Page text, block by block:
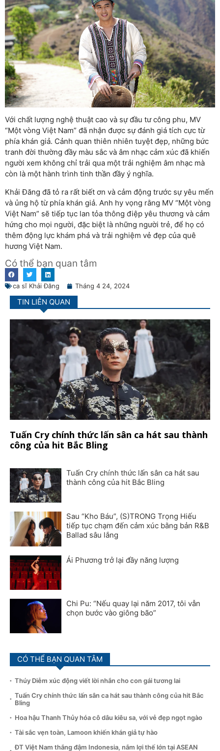
Với chất lượng nghệ thuật cao và sự đầu tư công phu, MV
“Một vòng Việt Nam” đã nhận được sự đánh giá tích cực từ
phía khán giả. Cảnh quan thiên nhiên tuyệt đẹp, những bức
tranh đời thường đầy màu sắc và âm nhạc cảm xúc đã khiến
người xem không chỉ trải qua một trải nghiệm âm nhạc mà
còn là một hành trình tinh thần đầy ý nghĩa.
Khải Đăng đã tỏ ra rất biết ơn và cảm động trước sự yêu mến
và ủng hộ từ phía khán giả. Anh hy vọng rằng MV “Một vòng
Việt Nam” sẽ tiếp tục lan tỏa thông điệp yêu thương và cảm
hứng cho mọi người, đặc biệt là những người trẻ, để họ có
thêm động lực khám phá và trải nghiệm vẻ đẹp của quê
hương Việt Nam.
Có thể bạn quan tâm
ca sĩ Khải Đăng Tháng 4 24, 2024
TIN LIÊN QUAN
Tuấn Cry chính thức lấn sân ca hát sau thành
công của hit Bắc Bling
Tuấn Cry chính thức lấn sân ca hát sau
thành công của hit Bắc Bling
Sau “Kho Báu”, (S)TRONG Trọng Hiếu
tiếp tục chạm đến cảm xúc bằng bản R&B
Ballad sâu lắng
Ái Phương trở lại đầy năng lượng
Chi Pu: “Nếu quay lại năm 2017, tôi vẫn
chọn bước vào giông bão”
CÓ THỂ BẠN QUAN TÂM
Thúy Diễm xúc động viết lời nhắn cho con gái tương lai
Tuấn Cry chính thức lấn sân ca hát sau thành công của hit Bắc
Bling
Hoa hậu Thanh Thủy hóa cô dâu kiêu sa, với vẻ đẹp ngọt ngào
Tài sắc vẹn toàn, Lamoon khiến khán giả tự hào
ĐT Việt Nam thắng đậm Indonesia, nắm lợi thế lớn tại ASEAN